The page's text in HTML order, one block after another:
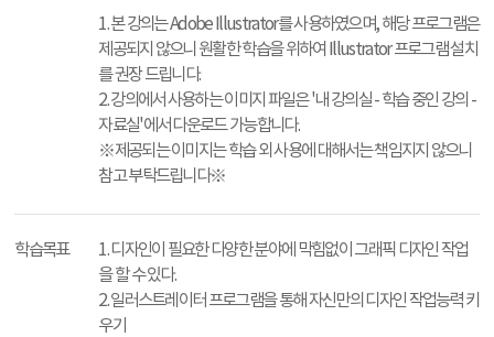
1. 본 강의는 Adobe Illustrator를 사용하였으며, 해당 프로그램은
제공되지 않으니 원활한 학습을 위하여 Illustrator 프로그램 설치
를 권장 드립니다.
2. 강의에서 사용하는 이미지 파일은 '내 강의실 - 학습 중인 강의 -
자료실'에서 다운로드 가능합니다.
※제공되는 이미지는 학습 외 사용에 대해서는 책임지지 않으니
참고 부탁드립니다※
학습목표
1. 디자인이 필요한 다양한 분야에 막힘없이 그래픽 디자인 작업
을 할 수 있다.
2. 일러스트레이터 프로그램을 통해 자신만의 디자인 작업능력 키
우기